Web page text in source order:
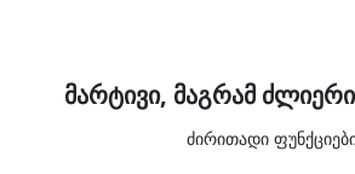
მარტივი, მაგრამ
ძირითადი